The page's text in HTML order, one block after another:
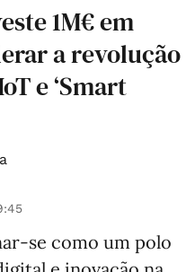
1M€ em
a revolução
e ‘Smart
se como um polo